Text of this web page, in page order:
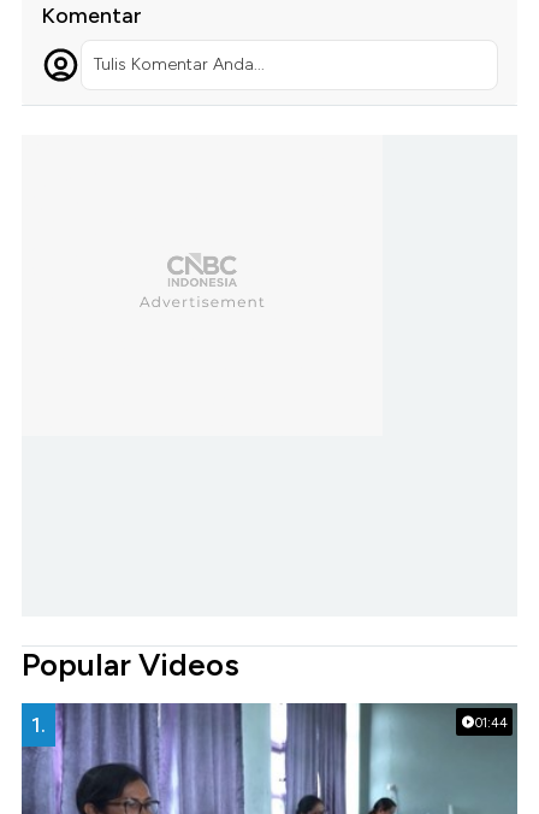
Komentar
Tulis Komentar Anda...
Popular Videos
01:44
1.